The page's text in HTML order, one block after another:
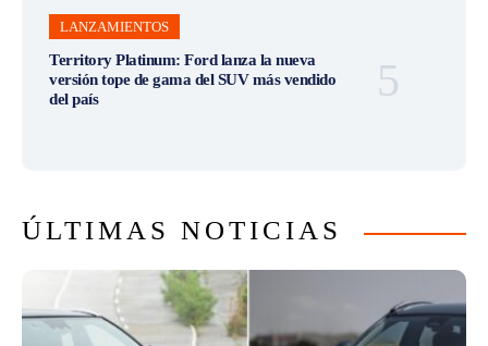
LANZAMIENTOS
Territory Platinum: Ford lanza la nueva
versión tope de gama del SUV más vendido
del país
ÚLTIMAS NOTICIAS